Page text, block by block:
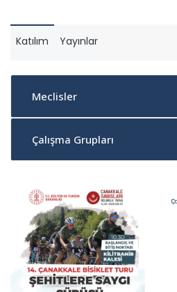
Katılım Yayınlar
Meclisler
Çalışma Grupları